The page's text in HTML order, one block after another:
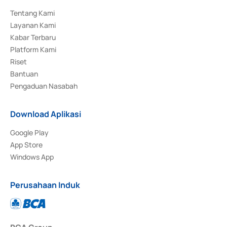
Tentang Kami
Layanan Kami
Kabar Terbaru
Platform Kami
Riset
Bantuan
Pengaduan Nasabah
Download Aplikasi
Google Play
App Store
Windows App
Perusahaan Induk